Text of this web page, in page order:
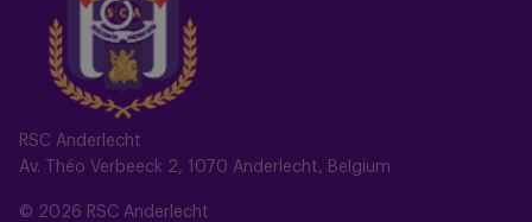
RSC Anderlecht
Av. Théo Verbeeck 2, 1070 Anderlecht, Belgium
© 2026 RSC Anderlecht